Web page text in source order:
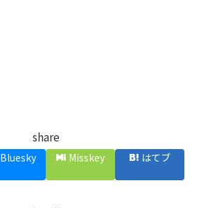
share
Bluesky Misskey はてブ